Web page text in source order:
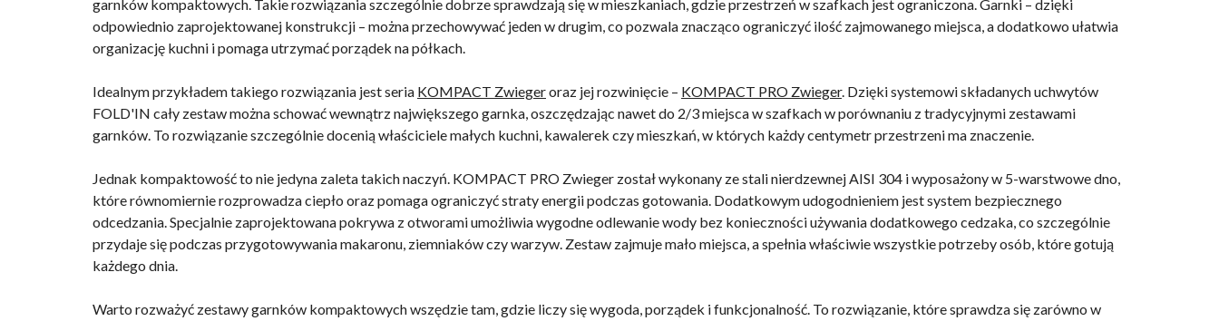
garnków kompaktowych. Takie rozwiązania szczególnie dobrze sprawdzają się w mieszkaniach, gdzie przestrzeń w szafkach jest ograniczona. Garnki – dzięki
odpowiednio zaprojektowanej konstrukcji – można przechowywać jeden w drugim, co pozwala znacząco ograniczyć ilość zajmowanego miejsca, a dodatkowo ułatwia
organizację kuchni i pomaga utrzymać porządek na półkach.
Idealnym przykładem takiego rozwiązania jest seria KOMPACT Zwiegeroraz jej rozwinięcie – KOMPACT PRO Zwieger. Dzięki systemowi składanych uchwytów
FOLD'IN cały zestaw można schować wewnątrz największego garnka, oszczędzając nawet do 2/3 miejsca w szafkach w porównaniu z tradycyjnymi zestawami
garnków. To rozwiązanie szczególnie docenią właściciele małych kuchni, kawalerek czy mieszkań, w których każdy centymetr przestrzeni ma znaczenie.
Jednak kompaktowość to nie jedyna zaleta takich naczyń. KOMPACT PRO Zwieger został wykonany ze stali nierdzewnej AISI 304 i wyposażony w 5-warstwowe dno,
które równomiernie rozprowadza ciepło oraz pomaga ograniczyć straty energii podczas gotowania. Dodatkowym udogodnieniem jest system bezpiecznego
odcedzania. Specjalnie zaprojektowana pokrywa z otworami umożliwia wygodne odlewanie wody bez konieczności używania dodatkowego cedzaka, co szczególnie
przydaje się podczas przygotowywania makaronu, ziemniaków czy warzyw. Zestaw zajmuje mało miejsca, a spełnia właściwie wszystkie potrzeby osób, które gotują
każdego dnia.
Warto rozważyć zestawy garnków kompaktowych wszędzie tam, gdzie liczy się wygoda, porządek i funkcjonalność. To rozwiązanie, które sprawdza się zarówno w